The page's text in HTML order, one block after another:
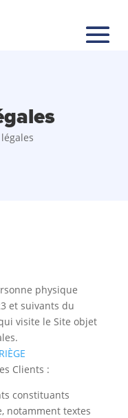
physique
et suivants du
visite le Site objet
Clients :
constituants
notamment textes